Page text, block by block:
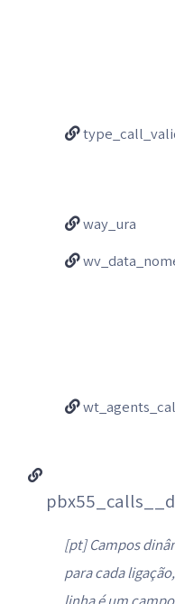
way_ura
[pt] Campos
para cada